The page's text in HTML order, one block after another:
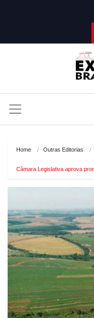
Home Outras Editorias
Câmara Legislativa aprova